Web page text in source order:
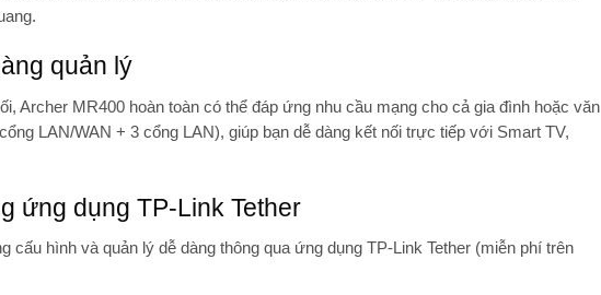
quản lý
, Archer MR400 hoàn toàn có thể đáp ứng nhu cầu mạng cho cả gia đình hoặc văn
LAN/WAN + 3 cổng LAN), giúp bạn dễ dàng kết nối trực tiếp với Smart TV,
ứng dụng TP-Link Tether
cấu hình và quản lý dễ dàng thông qua ứng dụng TP-Link Tether (miễn phí trên